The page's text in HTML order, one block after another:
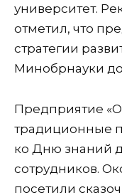
университет.
отметил, что
стратегии
Минобрнауки
Предприятие
традиционные
ко Дню знаний
сотрудников.
посетили